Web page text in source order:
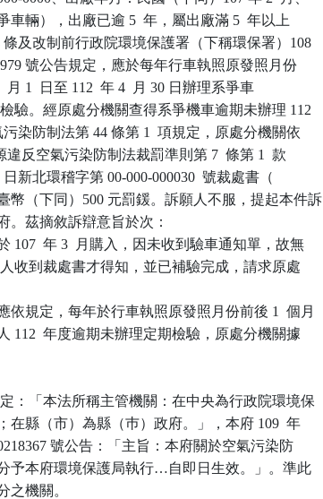
車輛），出廠已逾 5  年，屬出廠滿 5  年以上
及改制前行政院環境保護署（下稱環保署）108
號公告規定，應於每年行車執照原發照月份
1  日至 112  年 4  月 30 日辦理系爭車
驗。經原處分機關查得系爭機車逾期未辦理 112
染防制法第 44 條第 1  項規定，原處分機關依
違反空氣污染防制法裁罰準則第 7  條第 1  款
新北環稽字第 00-000-000030  號裁處書（
幣（下同）500 元罰鍰。訴願人不服，提起本件訴
。茲摘敘訴辯意旨於次：
107  年 3  月購入，因未收到驗車通知單，故無
人收到裁處書才得知，並已補驗完成，請求原處
依規定，每年於行車執照原發照月份前後 1  個月
112  年度逾期未辦理定期檢驗，原處分機關據
：「本法所稱主管機關：在中央為行政院環境保
在縣（市）為縣（巿）政府。」，本府 109  年
號公告：「主旨：本府關於空氣污染防
予本府環境保護局執行…自即日生效。」。準此
之機關。